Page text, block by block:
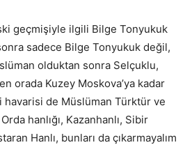
geçmişiyle ilgili Bilge Tonyukuk
sadece Bilge Tonyukuk değil,
olduktan sonra Selçuklu,
orada Kuzey Moskova’ya kadar
de Müslüman Türktür ve
hanlığı, Kazanhanlı, Sibir
Hanlı, bunları da çıkarmayalım